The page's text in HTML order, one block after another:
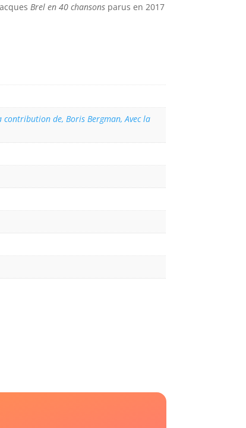
Brel en 40 chansons parus en 2017
de, Boris Bergman, Avec la